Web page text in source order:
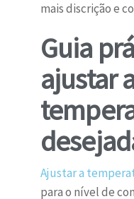
mais discrição e
Guia
ajustar
Ajustar a
para o nível de